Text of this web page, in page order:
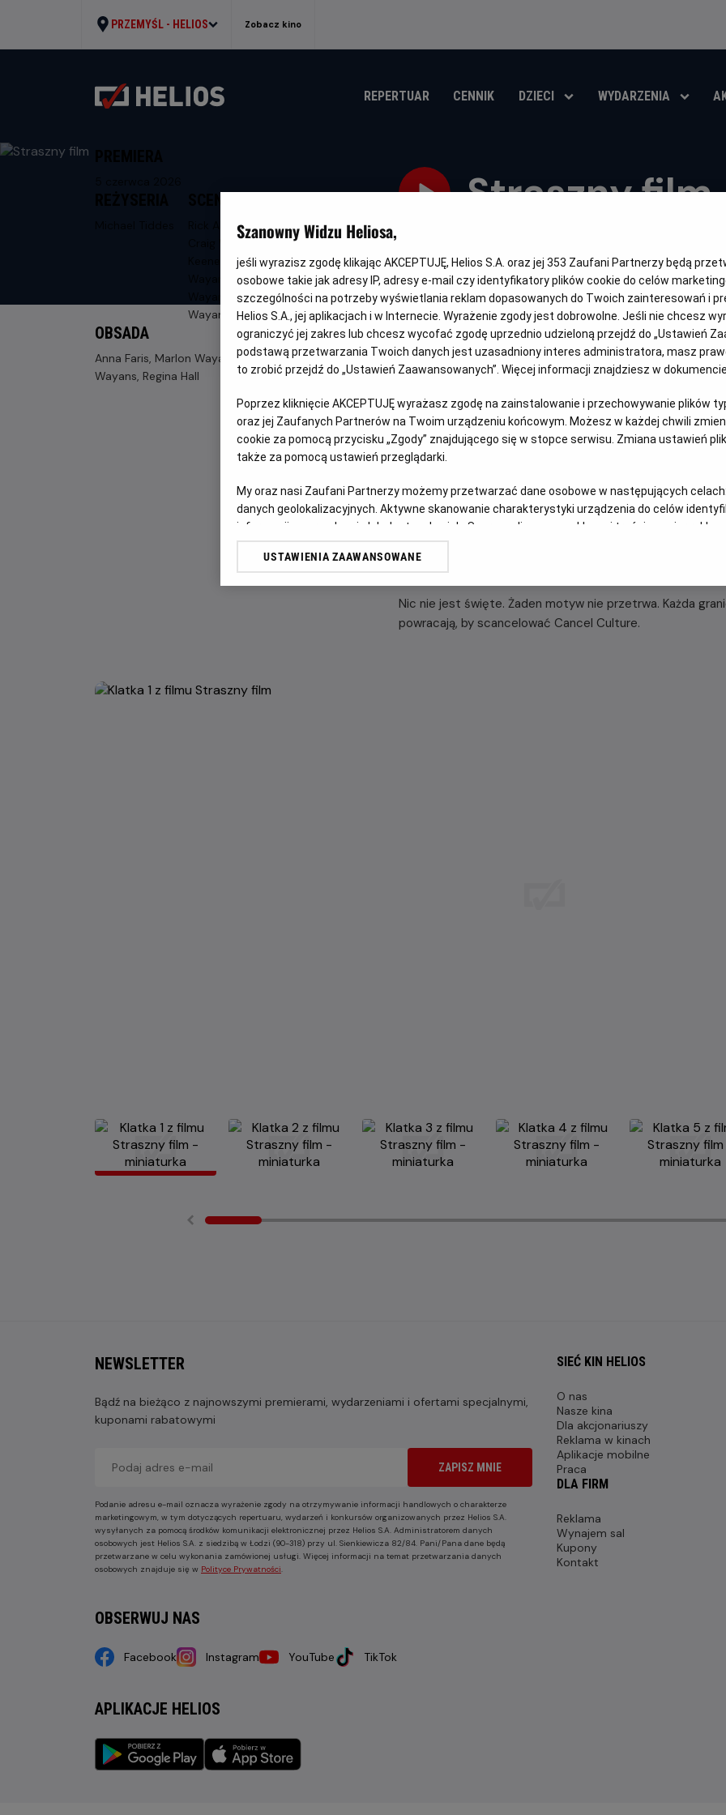
PRZEMYŚL - HELIOS Zobacz kino
REPERTUAR CENNIK DZIECI WYDARZENIA
Straszny film
OBSERWUJ
Rick Alvarez,
Craig Wayans,
Keenen Ivory
Wayans, Marlon
Wayans, Shawn
Wayans
OBSADA
Anna Faris, Marlon Wayans, Shawn
Wayans, Regina Hall
DUBBING NAPISY
OPIS FILMU
Dwadzieścia sześć lat po tym, jak udało im się uciec
zabójcą, stała ekipa z serii STRASZNYCH FILMÓW znów
horrorów nie jest bezpieczna.
Bracia Wayans (Marlon i Shawn), Anna Faris i Regina Hall
wraz z powracającymi ulubieńcami i nowymi twarzami
prequele, sequele, spin-offy, horrory z wyższej półki,
„dziedzictwo” oraz każdy „ostatni rozdział”, który
Nic nie jest święte. Żaden motyw nie przetrwa. Każda
powracają, by scancelować Cancel Culture.
NEWSLETTER
Bądź na bieżąco z najnowszymi premierami, wydarzeniami i ofertami specjalnymi,
kuponami rabatowymi
ZAPISZ MNIE
Podanie adresu e-mail oznacza wyrażenie zgody na otrzymywanie informacji handlowych o charakterze
marketingowym, w tym dotyczących repertuaru, wydarzeń i konkursów organizowanych przez Helios S.A.
wysyłanych za pomocą środków komunikacji elektronicznej przez Helios S.A. Administratorem danych
osobowych jest Helios S.A. z siedzibą w Łodzi (90-318) przy ul. Sienkiewicza 82/84. Pani/Pana dane będą
przetwarzane w celu wykonania zamówionej usługi. Więcej informacji na temat przetwarzania danych
osobowych znajduje się w Polityce Prywatności.
OBSERWUJ NAS
Facebook Instagram YouTube TikTok
APLIKACJE HELIOS
SIEĆ KIN HELIOS
O nas
Nasze kina
Dla akcjonariuszy
Reklama w kinach
Aplikacje mobilne
Praca
DLA FIRM
Reklama
Wynajem sal
Kupony
Kontakt
Szanowny Widzu Heliosa,
jeśli wyrazisz zgodę klikając AKCEPTUJĘ, Helios S.A. oraz jej 353 Zaufani Partnerzy będą
osobowe takie jak adresy IP, adresy e-mail czy identyfikatory plików cookie do celów
szczególności na potrzeby wyświetlania reklam dopasowanych do Twoich zainteresowań i
Helios S.A., jej aplikacjach i w Internecie. Wyrażenie zgody jest dobrowolne. Jeśli nie chcesz
ograniczyć jej zakres lub chcesz wycofać zgodę uprzednio udzieloną przejdź do „Ustawień
podstawą przetwarzania Twoich danych jest uzasadniony interes administratora, masz
to zrobić przejdź do „Ustawień Zaawansowanych”. Więcej informacji znajdziesz w dokumencie
Poprzez kliknięcie AKCEPTUJĘ wyrażasz zgodę na zainstalowanie i przechowywanie plików
oraz jej Zaufanych Partnerów na Twoim urządzeniu końcowym. Możesz w każdej chwili
cookie za pomocą przycisku „Zgody” znajdującego się w stopce serwisu. Zmiana ustawień
także za pomocą ustawień przeglądarki.
My oraz nasi Zaufani Partnerzy możemy przetwarzać dane osobowe w następujących celach:
danych geolokalizacyjnych. Aktywne skanowanie charakterystyki urządzenia do celów
informacji na urządzeniu lub dostęp do nich. Spersonalizowane reklamy i treści, pomiar reklam
odbiorców i ulepszanie usług.
USTAWIENIA ZAAWANSOWANE